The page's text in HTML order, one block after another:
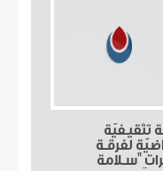
تثقيـفيّة
لفرقـة
"سـلامة